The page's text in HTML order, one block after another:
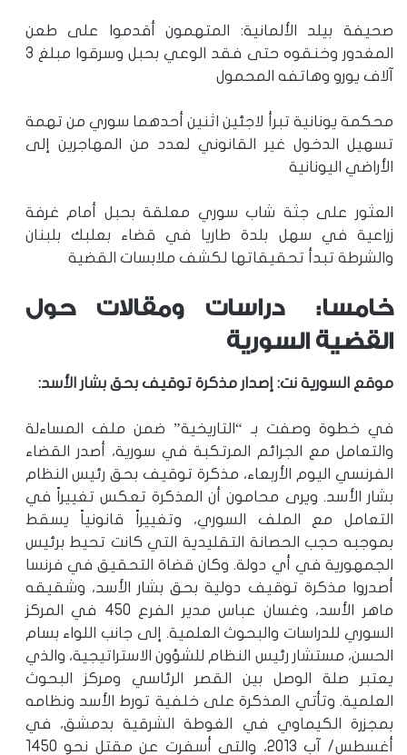
صحيفة بيلد الألمانية: المتهمون أقدموا على طعن
المغدور وخنقوه حتى فقد الوعي بحبل وسرقوا مبلغ 3
آلاف يورو وهاتفه المحمول
محكمة يونانية تبرأ لاجئين اثنين أحدهما سوري من تهمة
تسهيل الدخول غير القانوني لعدد من المهاجرين إلى
الأراضي اليونانية
العثور على جثة شاب سوري معلقة بحبل أمام غرفة
زراعية في سهل بلدة طاريا في قضاء بعلبك بلبنان
والشرطة تبدأ تحقيقاتها لكشف ملابسات القضية
خامسا: دراسات ومقالات حول
القضية السورية
موقع السورية نت: إصدار مذكرة توقيف بحق بشار الأسد:
في خطوة وصفت بـ “التاريخية” ضمن ملف المساءلة
والتعامل مع الجرائم المرتكبة في سورية، أصدر القضاء
الفرنسي اليوم الأربعاء، مذكرة توقيف بحق رئيس النظام
بشار الأسد. ويرى محامون أن المذكرة تعكس تغييراً في
التعامل مع الملف السوري، وتغييراً قانونياً يسقط
بموجبه حجب الحصانة التقليدية التي كانت تحيط برئيس
الجمهورية في أي دولة. وكان قضاة التحقيق في فرنسا
أصدروا مذكرة توقيف دولية بحق بشار الأسد، وشقيقه
ماهر الأسد، وغسان عباس مدير الفرع 450 في المركز
السوري للدراسات والبحوث العلمية. إلى جانب اللواء بسام
الحسن، مستشار رئيس النظام للشؤون الاستراتيجية، والذي
يعتبر صلة الوصل بين القصر الرئاسي ومركز البحوث
العلمية. وتأتي المذكرة على خلفية تورط الأسد ونظامه
بمجزرة الكيماوي في الغوطة الشرقية بدمشق، في
أغسطس/ آب 2013، والتي أسفرت عن مقتل نحو 1450